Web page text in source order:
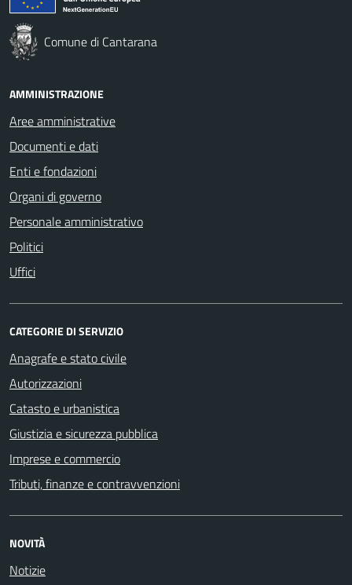
Comune di Cantarana
AMMINISTRAZIONE
Aree amministrative
Documenti e dati
Enti e fondazioni
Organi di governo
Personale amministrativo
Politici
Uffici
CATEGORIE DI SERVIZIO
Anagrafe e stato civile
Autorizzazioni
Catasto e urbanistica
Giustizia e sicurezza pubblica
Imprese e commercio
Tributi, finanze e contravvenzioni
NOVITÀ
Notizie